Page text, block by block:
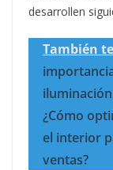
desarrollen
También
¿Cómo
el interior
ventas?